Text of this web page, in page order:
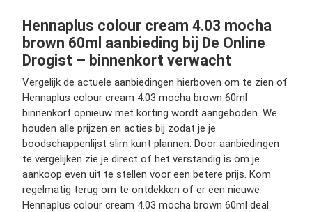
Hennaplus colour cream 4.03 mocha
brown 60ml aanbieding bij De Online
Drogist – binnenkort verwacht
Vergelijk de actuele aanbiedingen hierboven om te zien of
Hennaplus colour cream 4.03 mocha brown 60ml
binnenkort opnieuw met korting wordt aangeboden. We
houden alle prijzen en acties bij zodat je je
boodschappenlijst slim kunt plannen. Door aanbiedingen
te vergelijken zie je direct of het verstandig is om je
aankoop even uit te stellen voor een betere prijs. Kom
regelmatig terug om te ontdekken of er een nieuwe
Hennaplus colour cream 4.03 mocha brown 60ml deal